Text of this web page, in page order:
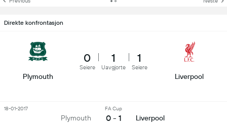
Direkte konfrontasjon
Plymouth
0
Seiere
1
Uavgjorte
1
Seiere
Liverpool
Plymouth
FA Cup
0 - 1 Liverpool
18-01-2017